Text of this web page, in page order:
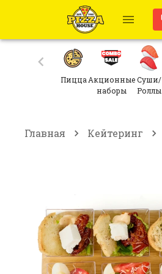
Пицца Акционные
наборы
Суши/
Роллы
Главная Кейтеринг